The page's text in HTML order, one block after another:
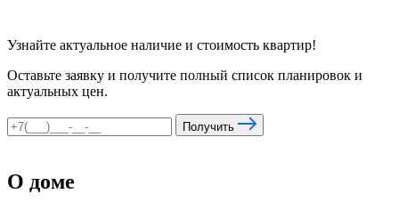
Узнайте актуальное наличие и стоимость квартир!
Оставьте заявку и получите полный список планировок и
актуальных цен.
Получить
О доме